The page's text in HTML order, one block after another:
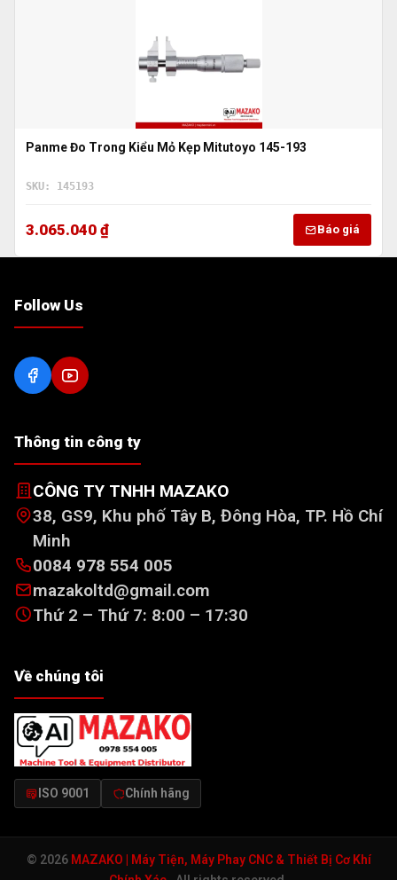
Panme Đo Trong Kiểu Mỏ Kẹp Mitutoyo 145-193
SKU: 145193
3.065.040 ₫ Báo giá
Follow Us
Thông tin công ty
CÔNG TY TNHH MAZAKO
38, GS9, Khu phố Tây B, Đông Hòa, TP. Hồ Chí
Minh
0084 978 554 005
mazakoltd@gmail.com
Thứ 2 – Thứ 7: 8:00 – 17:30
Về chúng tôi
ISO 9001 Chính hãng
© 2026 MAZAKO | Máy Tiện, Máy Phay CNC & Thiết Bị Cơ Khí